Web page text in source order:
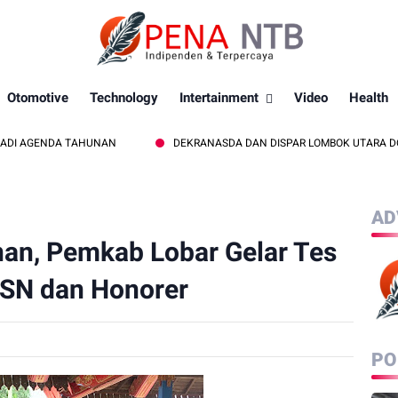
Otomotive Technology Intertainment Video Health
DEKRANASDA DAN DISPAR LOMBOK UTARA DORONG
Pemkab Lobar Gelar Tes
dan Honorer